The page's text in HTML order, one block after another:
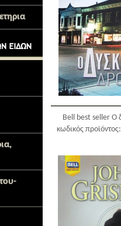
Bell best seller Ο
κωδικός